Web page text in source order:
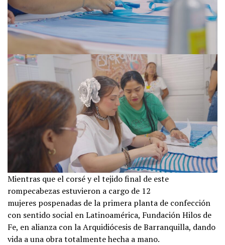
Mientras que el corsé y el tejido final de este
rompecabezas estuvieron a cargo de 12
mujeres pospenadas de la primera planta de confección
con sentido social en Latinoamérica, Fundación Hilos de
Fe, en alianza con la Arquidiócesis de Barranquilla, dando
vida a una obra totalmente hecha a mano.